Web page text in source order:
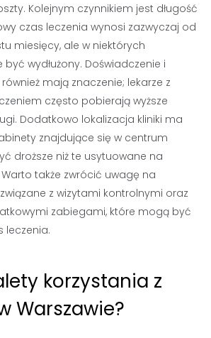
Kolejnym czynnikiem jest długość
czas leczenia wynosi zazwyczaj od
miesięcy, ale w niektórych
wydłużony. Doświadczenie i
mają znaczenie; lekarze z
często pobierają wyższe
Dodatkowo lokalizacja kliniki ma
znajdujące się w centrum
droższe niż te usytuowane na
także zwrócić uwagę na
z wizytami kontrolnymi oraz
zabiegami, które mogą być
leczenia.
korzystania z
Warszawie?